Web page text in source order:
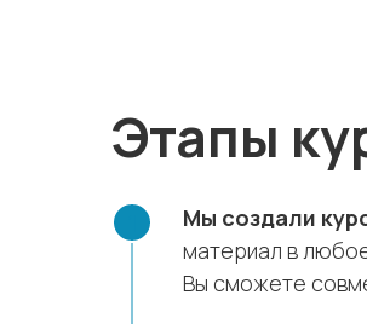
Этапы
Мы создали
материал в
Вы сможете